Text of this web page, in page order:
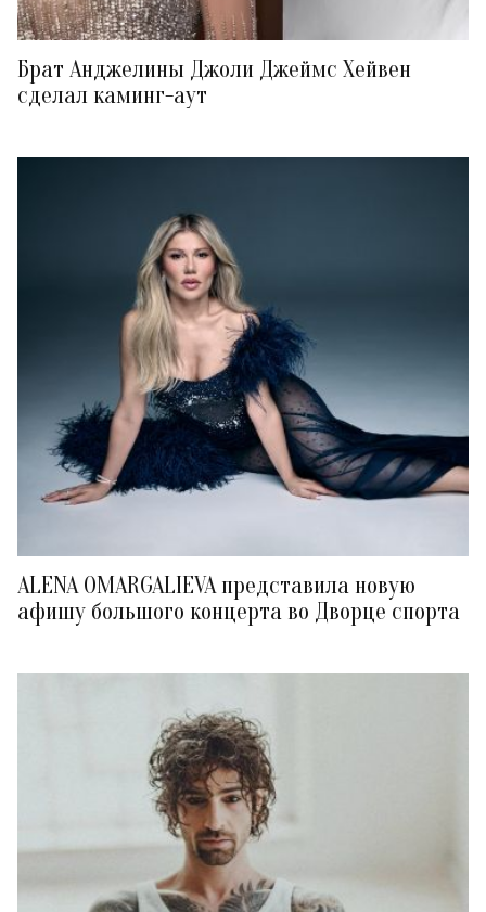
Брат Анджелины Джоли Джеймс Хейвен
сделал каминг-аут
ALENA OMARGALIEVA представила новую
афишу большого концерта во Дворце спорта